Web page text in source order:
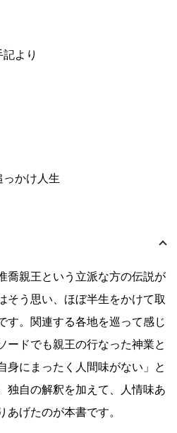
より
かけ人生
喬親王という立派な方の伝説が
そう思い、ほぼ半生をかけて取
す。関連する各地を巡って感じ
ードでも親王の行なった神業と
身にまったく人間味がない」と
独自の解釈を加えて、人情味あ
あげたのが本書です。